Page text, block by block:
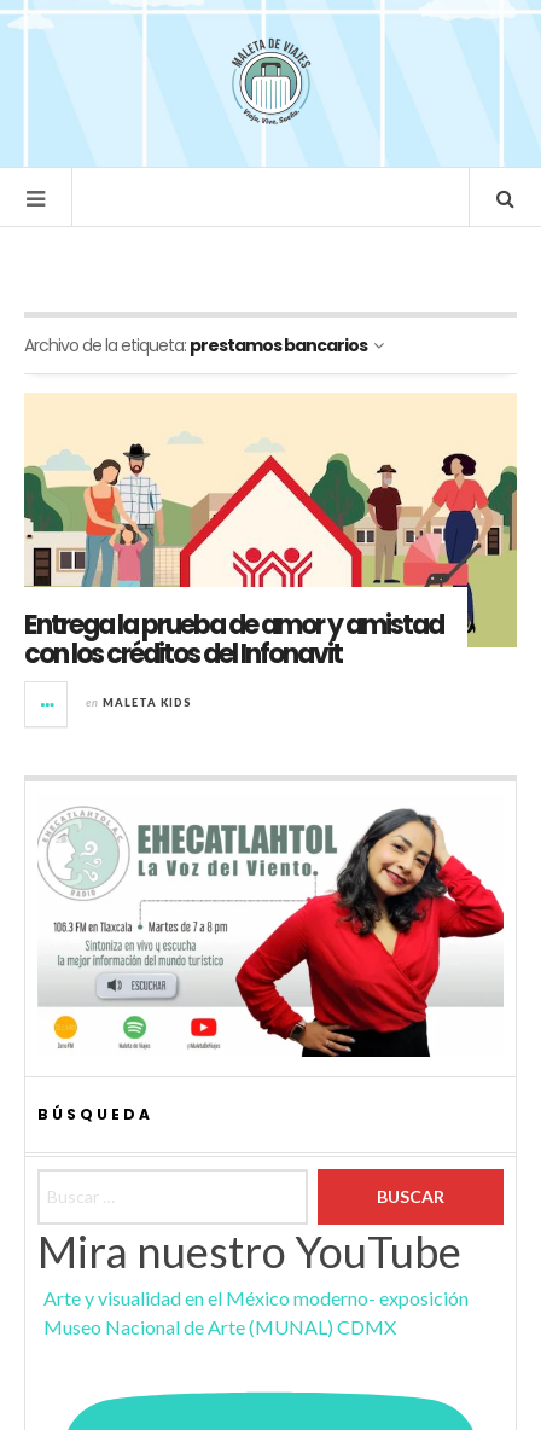
Archivo de la etiqueta: prestamos bancarios
Entrega la prueba de amor y amistad
con los créditos del Infonavit
en MALETA KIDS
BÚSQUEDA
Mira nuestro YouTube
Arte y visualidad en el México moderno- exposición
Museo Nacional de Arte (MUNAL) CDMX